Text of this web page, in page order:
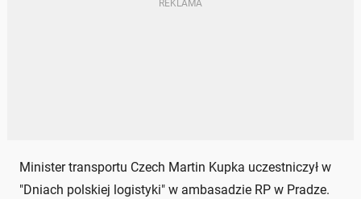
Minister transportu Czech Martin Kupka uczestniczył w
"Dniach polskiej logistyki" w ambasadzie RP w Pradze.